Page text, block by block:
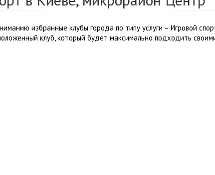
избранные клубы города по типу услуги – Игровой
клуб, который будет максимально подходить